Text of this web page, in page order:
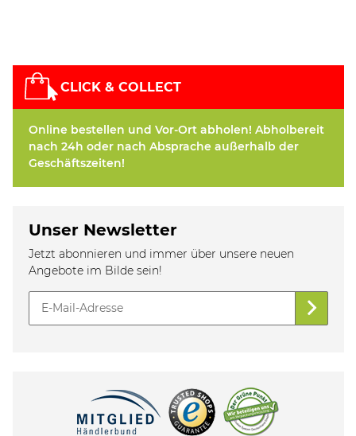
CLICK & COLLECT
Online bestellen und Vor-Ort abholen! Abholbereit
nach 24h oder nach Absprache außerhalb der
Geschäftszeiten!
Unser Newsletter
Jetzt abonnieren und immer über unsere neuen
Angebote im Bilde sein!